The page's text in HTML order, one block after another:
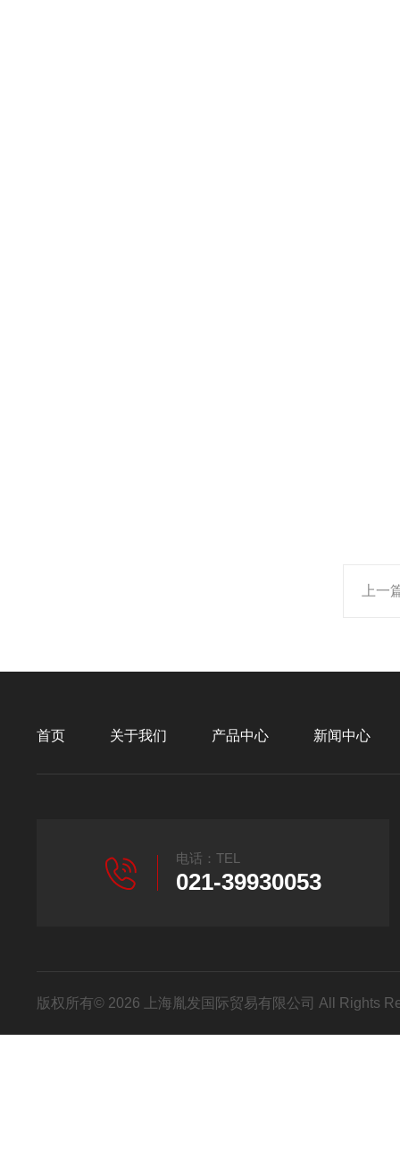
上一
首页 关于我们 产品中心 新闻中心
电话：TEL
021-39930053
版权所有© 2026 上海胤发国际贸易有限公司 All Rights